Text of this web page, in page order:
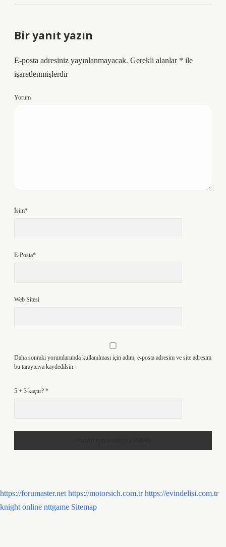
Bir yanıt yazın
E-posta adresiniz yayınlanmayacak. Gerekli alanlar * ile
işaretlenmişlerdir
Yorum
İsim*
E-Posta*
Web Sitesi
Daha sonraki yorumlarımda kullanılması için adım, e-posta adresim ve site adresim
bu tarayıcıya kaydedilsin.
5 + 3 kaçtır? *
https://forumaster.net https://motorsich.com.tr https://evindelisi.com.tr
knight online nttgame Sitemap